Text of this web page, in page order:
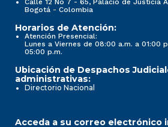
Calle 12 No 7 - 65, Palacio de Justicia
Bogotá - Colombia
Horarios de Atención:
Atención Presencial:
Lunes a Viernes de 08:00 a.m. a 01:00
05:00 p.m.
Ubicación de Despachos
administrativas:
Directorio Nacional
Acceda a su correo electrónico